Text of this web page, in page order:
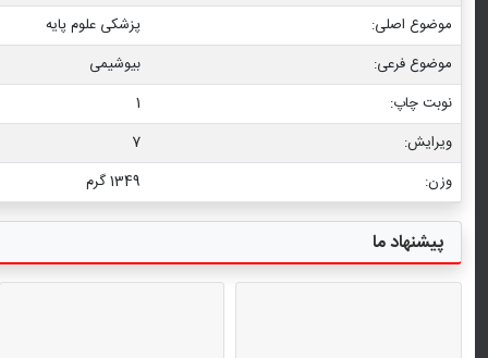
موضوع اصلی:
پزشکی علوم پایه
موضوع فرعی:
بیوشیمی
نوبت چاپ:
1
ویرایش:
7
وزن:
1349 گرم
پیشنهاد ما